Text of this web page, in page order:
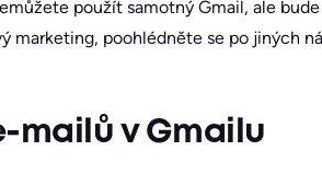
použít samotný Gmail, ale
poohlédněte se po jiných
mailů v Gmailu